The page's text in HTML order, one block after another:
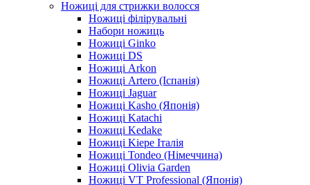
Ножиці для стрижки волосся
Ножиці філірувальні
Набори ножиць
Ножиці Ginko
Ножиці DS
Ножиці Arkon
Ножиці Artero (Іспанія)
Ножиці Jaguar
Ножиці Kasho (Японія)
Ножиці Katachi
Ножиці Kedake
Ножиці Kiepe Італія
Ножиці Tondeo (Німеччина)
Ножиці Olivia Garden
Ножиці VT Professional (Японія)